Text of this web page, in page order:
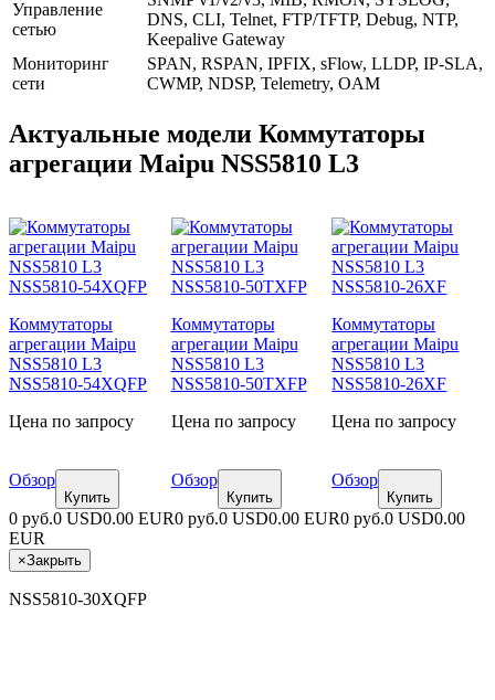
Управление
сетью
DNS, CLI, Telnet, FTP/TFTP, Debug, NTP,
Keepalive Gateway
Мониторинг
сети
SPAN, RSPAN, IPFIX, sFlow, LLDP, IP-SLA,
CWMP, NDSP, Telemetry, OAM
Актуальные модели Коммутаторы
агрегации Maipu NSS5810 L3
Коммутаторы
агрегации Maipu
NSS5810 L3
NSS5810-54XQFP
Цена по запросу
Обзор
Купить
Коммутаторы
агрегации Maipu
NSS5810 L3
NSS5810-50TXFP
Цена по запросу
Обзор
Купить
Коммутаторы
агрегации Maipu
NSS5810 L3
NSS5810-26XF
Цена по запросу
Обзор
Купить
0 руб.0 USD0.00 EUR0 руб.0 USD0.00 EUR0 руб.0 USD0.00
EUR
×Закрыть
NSS5810-30XQFP